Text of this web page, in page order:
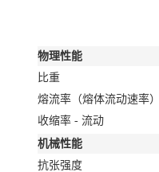
物理性能
比重
熔流率（熔体流动速率）
收缩率 - 流动
机械性能
抗张强度